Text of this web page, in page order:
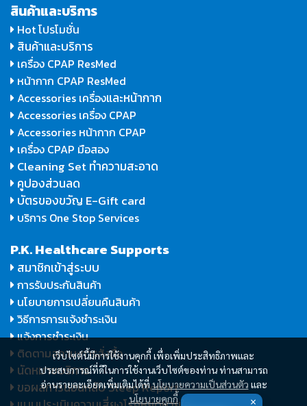
เว็บไซต์นี้มีการใช้งานคุกกี้ เพื่อเพิ่มประสิทธิภาพและ
ประสบการณ์ที่ดีในการใช้งานเว็บไซต์ของท่าน ท่านสามารถ
อ่านรายละเอียดเพิ่มเติมได้ที่นโยบายความเป็นส่วนตัว และ
นโยบายคุกกี้
สินค้าและบริการ
Hot โปรโมชั่น
สินค้าและบริการ
เครื่อง CPAP ResMed
หน้ากาก CPAP ResMed
Accessories เครื่องและหน้ากาก
Accessories เครื่อง CPAP
Accessories หน้ากาก CPAP
เครื่อง CPAP มือสอง
Cleaning Set ทำความสะอาด
คูปองส่วนลด
บัตรของขวัญ E-Gift card
บริการ One Stop Services
P.K. Healthcare Supports
สมาชิกเข้าสู่ระบบ
การรับประกันสินค้า
นโยบายการเปลี่ยนคืนสินค้า
วิธีการการแจ้งชำระเงิน
แจ้งการชำระเงิน
ติดตามสถานะการสั่งซื้อ
นัดหมายบริการ
ขอผลการนอนหลับ Sleep Report